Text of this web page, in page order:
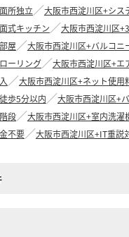
所独立
大阪市西淀川区+シス
式キッチン
大阪市西淀川区
屋
大阪市西淀川区+バルコニ
ーリング
大阪市西淀川区+エ
大阪市西淀川区+ネット使用
歩5分以内
大阪市西淀川区+
段
大阪市西淀川区+室内洗濯
不要
大阪市西淀川区+IT重説